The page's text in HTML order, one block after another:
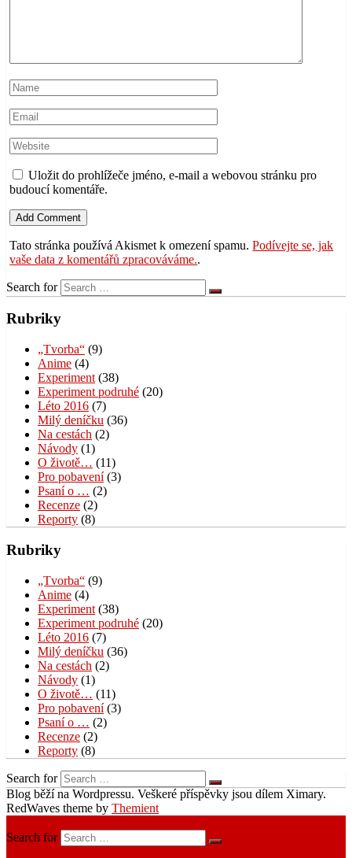
Uložit do prohlížeče jméno, e-mail a webovou stránku pro
budoucí komentáře.
Tato stránka používá Akismet k omezení spamu.Podívejte se, jak
vaše data z komentářů zpracováváme..
Search for
Rubriky
„Tvorba“ (9)
Anime (4)
Experiment (38)
Experiment podruhé (20)
Léto 2016 (7)
Milý deníčku (36)
Na cestách (2)
Návody (1)
O životě… (11)
Pro pobavení(3)
Psaní o … (2)
Recenze (2)
Reporty (8)
Rubriky
„Tvorba“ (9)
Anime (4)
Experiment (38)
Experiment podruhé (20)
Léto 2016 (7)
Milý deníčku (36)
Na cestách (2)
Návody (1)
O životě… (11)
Pro pobavení(3)
Psaní o … (2)
Recenze (2)
Reporty (8)
Search for
Blog běží na Wordpressu. Veškeré příspěvky jsou dílem Ximary.
RedWaves theme by Themient
Search for